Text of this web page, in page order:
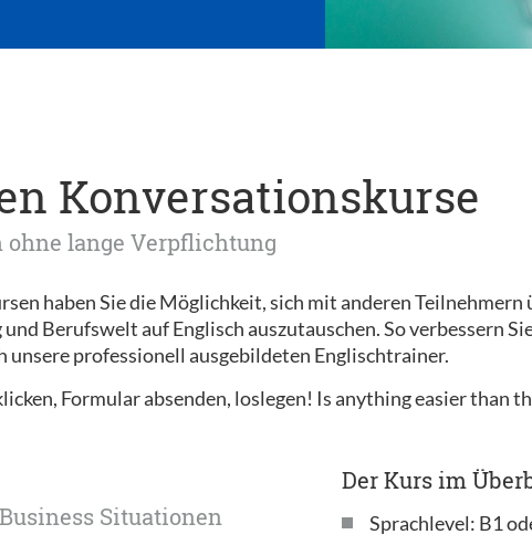
Konversationskurse
ohne lange Verpflichtung
haben Sie die Möglichkeit, sich mit anderen
Berufswelt auf Englisch auszutauschen. So verbessern
professionell ausgebildeten Englischtrainer.
Formular absenden, loslegen! Is anything easier than
Situationen
Der Kurs im
Sprachlevel: B1